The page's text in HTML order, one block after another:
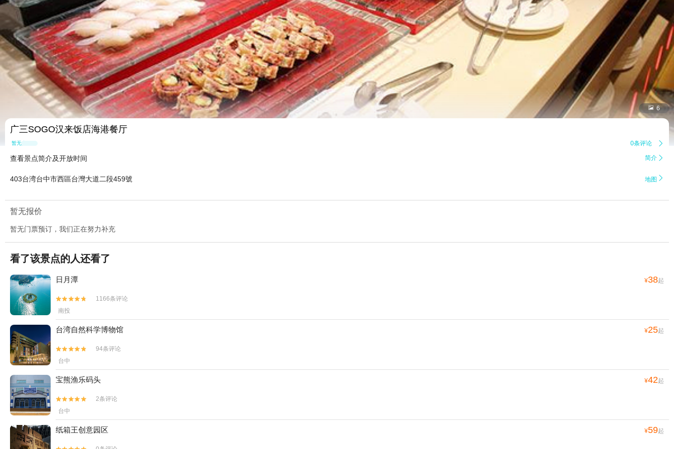
 6
广三SOGO汉来饭店海港餐厅
暂无点评 0条评论 
查看景点简介及开放时间 简介 
403台湾台中市西區台灣大道二段459號 ‎ 地图 
暂无报价
暂无门票预订，我们正在努力补充
看了该景点的人还看了
日月潭 ¥38起


1166条评论
南投
台湾自然科学博物馆 ¥25起


94条评论
台中
宝熊渔乐码头 ¥42起


2条评论
台中
纸箱王创意园区 ¥59起